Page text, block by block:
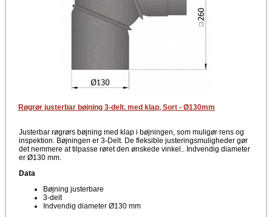
Røgrør justerbar bøjning 3-delt. med klap, Sort - Ø130mm
Justerbar røgrørs bøjning med klap i bøjningen, som muligør rens og
inspektion. Bøjningen er 3-Delt. De fleksible justeringsmuligheder gør
det nemmere at tilpasse røret den ønskede vinkel.. Indvendig diameter
er Ø130 mm.
Data
Bøjning justerbare
3-delt
Indvendig diameter Ø130 mm